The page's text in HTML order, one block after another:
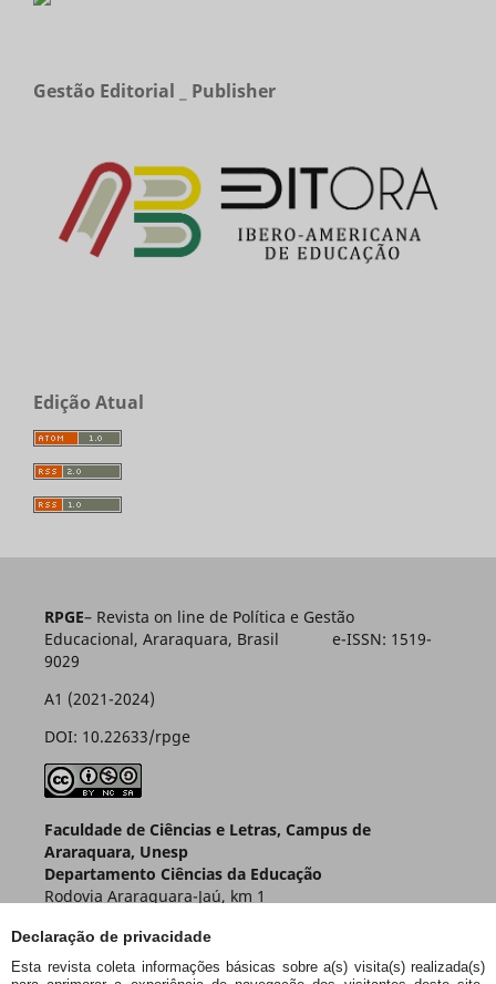
Declaração de privacidade
Esta revista coleta informações básicas sobre a(s) visita(s) realizada(s)
Gestão Editorial _ Publisher
Edição Atual
RPGE– Revista on line de Política e Gestão
Educacional, Araraquara, Brasil e-ISSN: 1519-
9029
A1 (2021-2024)
DOI: 10.22633/rpge
Faculdade de Ciências e Letras, Campus de
Araraquara, Unesp
Departamento Ciências da Educação
Rodovia Araraquara-Jaú, km 1
Araraquara – SP – Brasil